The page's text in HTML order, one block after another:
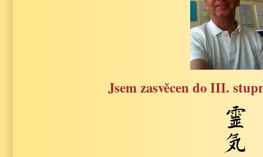
Jsem zasvěcen do III.